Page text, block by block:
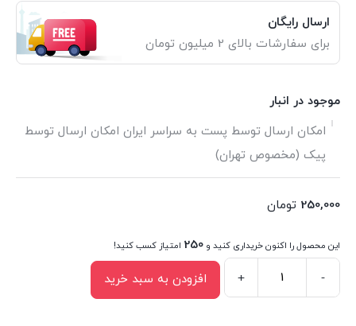
ارسال رایگان
برای سفارشات بالای 2 میلیون تومان
موجود در انبار
امکان ارسال توسط پست به سراسر ایران امکان ارسال توسط
پیک (مخصوص تهران)
250,000 تومان
این محصول را اکنون خریداری کنید و 250 امتیاز کسب کنید!
-
+ افزودن به سبد خرید